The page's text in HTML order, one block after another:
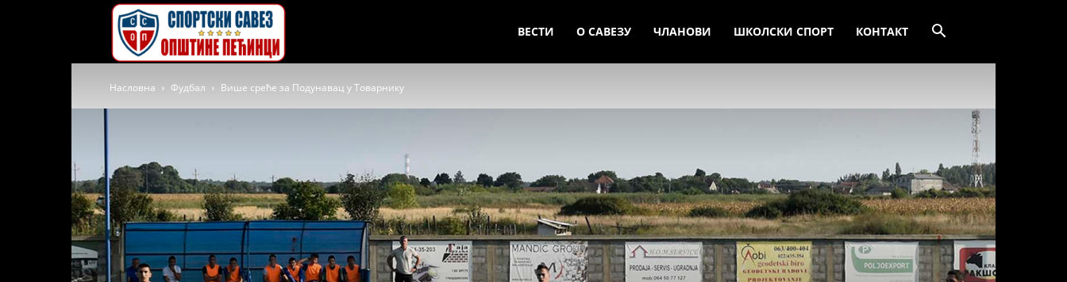
савез
Пећинци
ВЕСТИ О САВЕЗУ ЧЛАНОВИ ШКОЛСКИ СПОРТ КОНТАКТ
Насловна Фудбал Више среће за Подунавац у Товарнику